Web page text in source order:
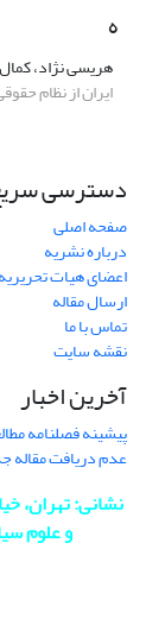
ه
هریسی نژاد،
ایران از نظام
دسترسی
صفحه اصلی
درباره نشریه
اعضای هیات تحریریه
ارسال مقاله
تماس با ما
نقشه سایت
آخرین اخبار
پیشینه فصلنامه
عدم دریافت مقاله
نشانی: تهران،
و علوم سیاسی -